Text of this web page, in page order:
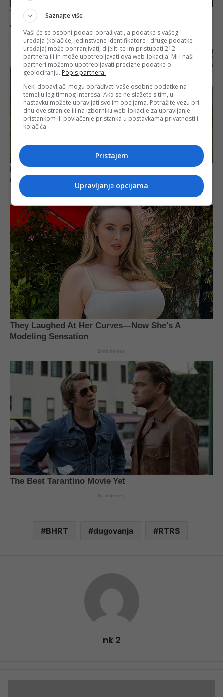
BHRT dugovanja RTRS
nk 2
Saznajte više
Vaši će se osobni podaci obrađivati, a podatke s vašeg
uređaja (kolačiće, jedinstvene identifikatore i druge podatke
uređaja) može pohranjivati, dijeliti te im pristupati 212
partnera ili ih može upotrebljavati ova web-lokacija. Mi i naši
partneri možemo upotrebljavati precizne podatke o
geolociranju. Popis partnera.
Neki dobavljači mogu obrađivati vaše osobne podatke na
temelju legitimnog interesa. Ako se ne slažete s tim, u
nastavku možete upravljati svojim opcijama. Potražite vezu pri
dnu ove stranice ili na izborniku web-lokacije za upravljanje
pristankom ili povlačenje pristanka u postavkama privatnosti i
kolačića.
Pristajem
Upravljanje opcijama